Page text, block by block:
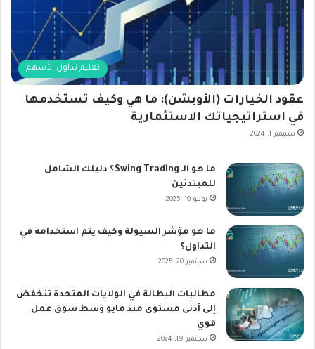
تعليم تداول الأسهم
عقود الخيارات (الأوبشن): ما هي وكيف تستخدمها
في استراتيجياتك الاستثمارية
سبتمبر 1, 2024
ما هو الـ Swing Trading؟ دليلك الشامل
للمبتدئين
يونيو 10, 2025
ما هو مؤشر السيولة وكيف يتم استخدامه في
التداول؟
سبتمبر 20, 2025
مطالبات البطالة في الولايات المتحدة تنخفض
إلى أدنى مستوى منذ مايو وسط سوق عمل
قوي
سبتمبر 19, 2024